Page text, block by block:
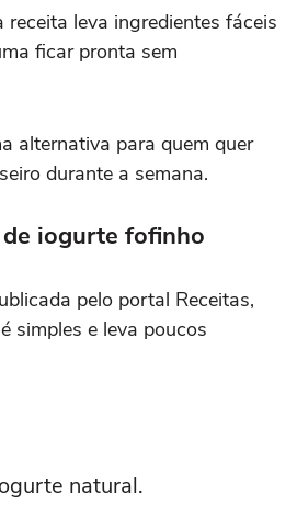
receita leva ingredientes fáceis
ficar pronta sem
alternativa para quem quer
durante a semana.
iogurte fofinho
pelo portal Receitas,
simples e leva poucos
natural.